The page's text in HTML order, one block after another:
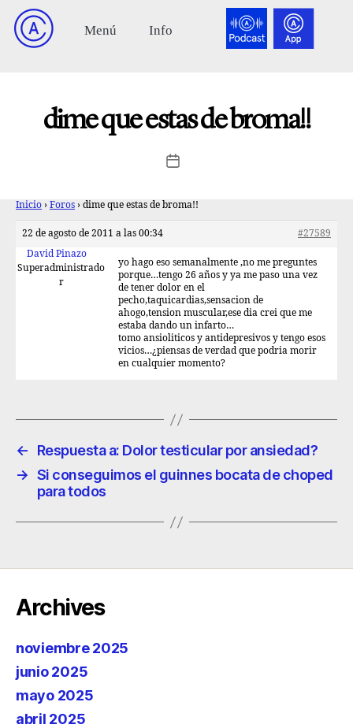
dime que estas de broma!!
Inicio › Foros › dime que estas de broma!!
22 de agosto de 2011 a las 00:34
#27589
David Pinazo
Superadministrado
r
yo hago eso semanalmente ,no me preguntes
porque…tengo 26 años y ya me paso una vez
de tener dolor en el
pecho,taquicardias,sensacion de
ahogo,tension muscular,ese dia crei que me
estaba dando un infarto…
tomo ansioliticos y antidepresivos y tengo esos
vicios…¿piensas de verdad que podria morir
en cualquier momento?
←
Respuesta a: Dolor testicular por ansiedad?
→ Si conseguimos el guinnes bocata de choped
para todos
Archives
noviembre 2025
junio 2025
mayo 2025
abril 2025